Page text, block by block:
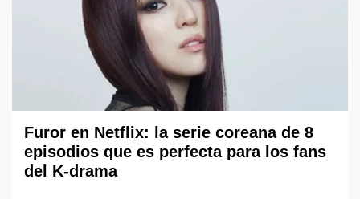
Furor en Netflix: la serie coreana de 8
episodios que es perfecta para los fans
del K-drama